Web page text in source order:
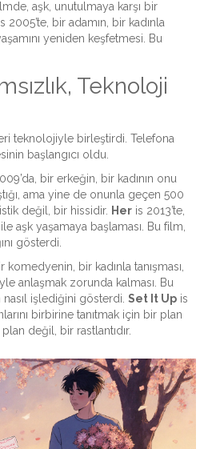
aşk, unutulmaya karşı bir
2005’te, bir adamın, bir kadınla
yeniden keşfetmesi . Bu
Teknoloji
teknolojiyle birleştirdi. Telefona
başlangıcı oldu.
bir erkeğin, bir kadının onu
ama yine de onunla geçen 500
değil, bir hissidir. Her is 2013’te,
aşk yaşamaya başlaması . Bu film,
gösterdi.
komedyenin, bir kadınla tanışması,
anlaşmak zorunda kalması . Bu
nasıl işlediğini gösterdi. Set It Up is
birbirine tanıtmak için bir plan
değil, bir rastlantıdır.